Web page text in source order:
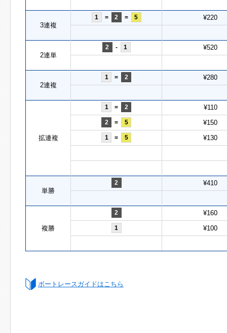
3連複
1 = 2 = 5 ¥220
2連単
2 - 1 ¥520
2連複
1 = 2 ¥280
拡連複
1 = 2 ¥110
2 = 5 ¥150
1 = 5 ¥130
単勝
2 ¥410
複勝
2 ¥160
1 ¥100
ボートレースガイドはこちら